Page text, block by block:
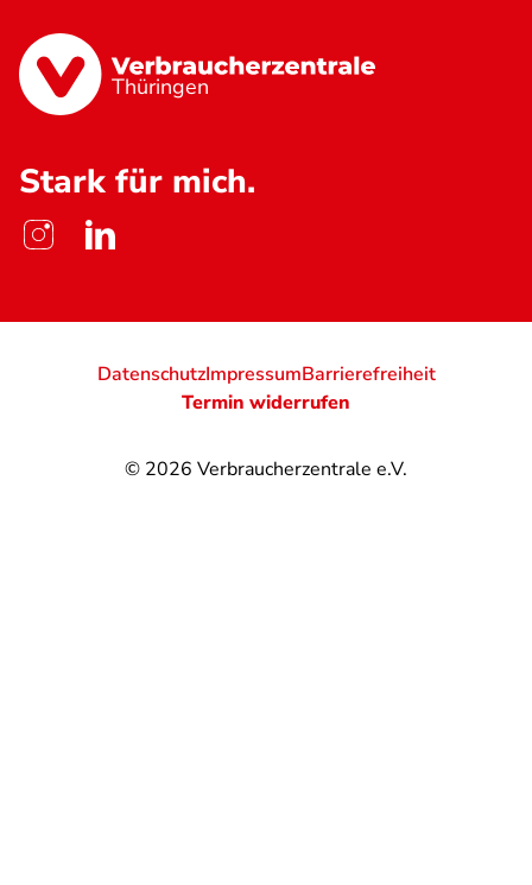
Thüringen
Stark für mich.
© 2026 Verbraucherzentrale e.V.
DatenschutzImpressumBarrierefreiheit
Termin widerrufen